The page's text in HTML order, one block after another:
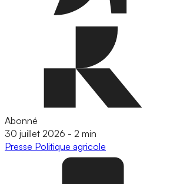
Abonné
30 juillet 2026 - 2 min
Presse Politique agricole